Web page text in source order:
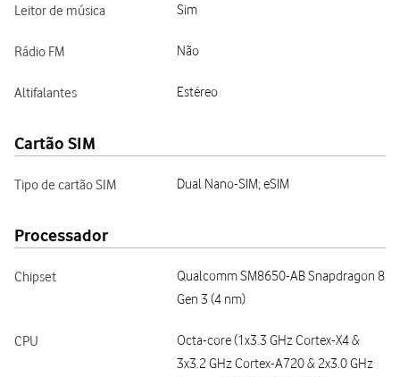
Leitor de música Sim
Rádio FM Não
Altifalantes Estéreo
Cartão SIM
Tipo de cartão SIM Dual Nano-SIM; eSIM
Processador
Chipset
Qualcomm SM8650-AB Snapdragon 8
Gen 3 (4 nm)
CPU
Octa-core (1x3.3 GHz Cortex-X4 &
3x3.2 GHz Cortex-A720 & 2x3.0 GHz